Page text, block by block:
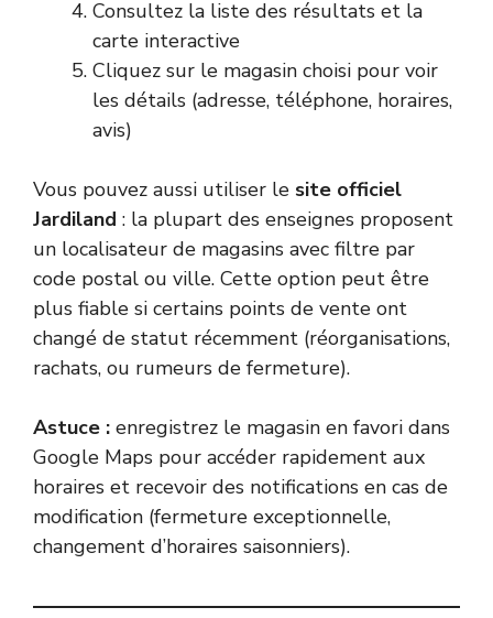
Consultez la liste des résultats et la
carte interactive
Cliquez sur le magasin choisi pour voir
les détails (adresse, téléphone, horaires,
avis)
Vous pouvez aussi utiliser le site officiel
Jardiland : la plupart des enseignes proposent
un localisateur de magasins avec filtre par
code postal ou ville. Cette option peut être
plus fiable si certains points de vente ont
changé de statut récemment (réorganisations,
rachats, ou rumeurs de fermeture).
Astuce : enregistrez le magasin en favori dans
Google Maps pour accéder rapidement aux
horaires et recevoir des notifications en cas de
modification (fermeture exceptionnelle,
changement d’horaires saisonniers).